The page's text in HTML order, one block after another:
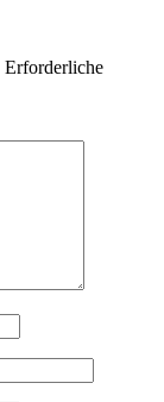
Erforderliche